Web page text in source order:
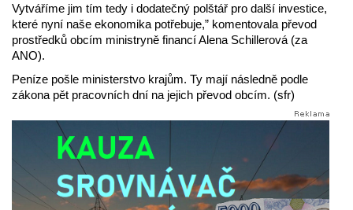
Vytváříme jim tím tedy i dodatečný polštář pro další investice,
které nyní naše ekonomika potřebuje,” komentovala převod
prostředků obcím ministryně financí Alena Schillerová (za
ANO).
Peníze pošle ministerstvo krajům. Ty mají následně podle
zákona pět pracovních dní na jejich převod obcím. (sfr)